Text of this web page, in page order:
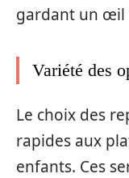
gardant un œil
Variété des
Le choix des
rapides aux
enfants. Ces